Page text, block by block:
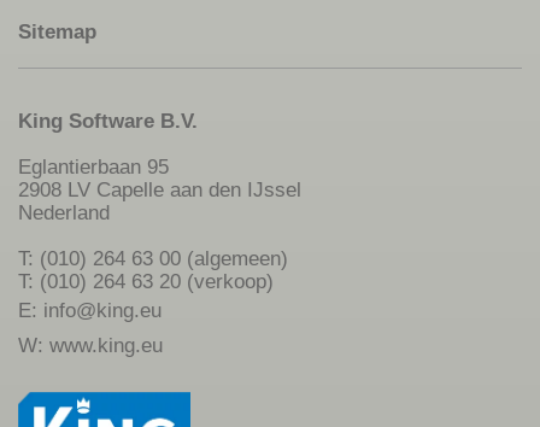
Sitemap
King Software B.V.
Eglantierbaan 95
2908 LV Capelle aan den IJssel
Nederland
T: (010) 264 63 00 (algemeen)
T: (010) 264 63 20 (verkoop)
E: info@king.eu
W: www.king.eu